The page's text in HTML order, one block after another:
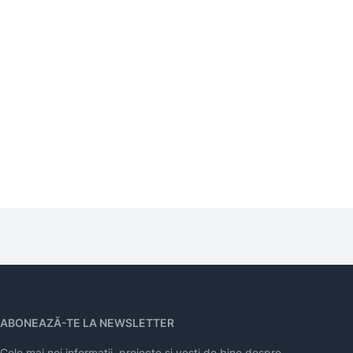
ABONEAZĂ-TE LA NEWSLETTER